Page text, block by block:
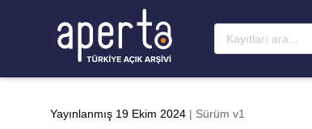
Yayınlanmış 19 Ekim 2024 | Sürüm v1